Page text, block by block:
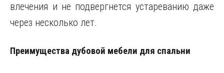
влечения и не подвергнется устареванию даже
через несколько лет.
Преимущества дубовой мебели для спальни